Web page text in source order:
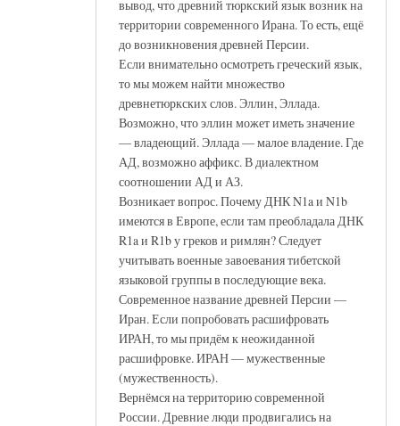
вывод, что древний тюркский язык возник на
территории современного Ирана. То есть, ещё
до возникновения древней Персии.
Если внимательно осмотреть греческий язык,
то мы можем найти множество
древнетюркских слов. Эллин, Эллада.
Возможно, что эллин может иметь значение
— владеющий. Эллада — малое владение. Где
АД, возможно аффикс. В диалектном
соотношении АД и АЗ.
Возникает вопрос. Почему ДНК N1a и N1b
имеются в Европе, если там преобладала ДНК
R1a и R1b у греков и римлян? Следует
учитывать военные завоевания тибетской
языковой группы в последующие века.
Современное название древней Персии —
Иран. Если попробовать расшифровать
ИРАН, то мы придём к неожиданной
расшифровке. ИРАН — мужественные
(мужественность).
Вернёмся на территорию современной
России. Древние люди продвигались на